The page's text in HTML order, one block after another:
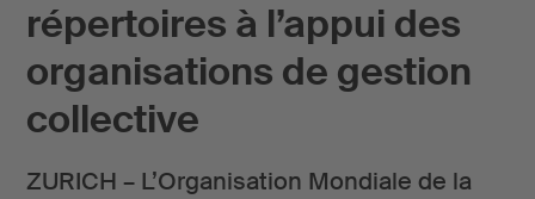
répertoires à l’appui des
organisations de gestion
collective
ZURICH – L’Organisation Mondiale de la